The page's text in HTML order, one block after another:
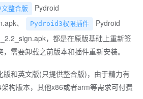
整合版
Pydroid
、
Pydroid3权限插件
Pydroid
，都是在原版基础上重新签
需要卸载之前版本和插件重新安装。
版和英文版(只提供整合版)，由于精力有
构版本，其他x86或者arm等需求可付费